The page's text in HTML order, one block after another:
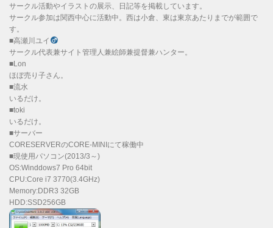
サークル活動やイラストの展示、日記等を掲載しています。
サークル参加は関西中心に活動中。西は小倉、東は東京あたりまでが範囲で
す。
■高瀬川ユイ
サークル代表兼サイト管理人兼絵師兼提督兼ハンター。
■Lon
ほぼ売り子さん。
■流水
いるだけ。
■toki
いるだけ。
■サーバー
CORESERVERのCORE-MINIにて稼働中
■現使用パソコン(2013/3～)
OS:Winddows7 Pro 64bit
CPU:Core i7 3770(3.4GHz)
Memory:DDR3 32GB
HDD:SSD256GB